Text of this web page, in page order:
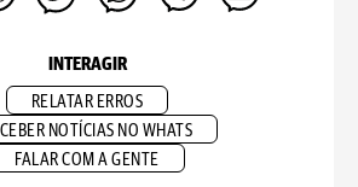
INTERAGIR
RELATAR ERROS
NOTÍCIAS NO WHATS
FALAR COM A GENTE